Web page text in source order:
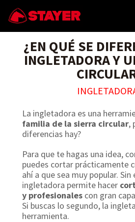
¿EN QUÉ SE
INGLETADORA Y
La ingletadora es una
familia de la sierra circular,
diferencias hay?
Para que te hagas una idea,
puedes cortar prácticamente
ahí a que sea muy popular. Sin
ingletadora permite hacer
y profesionales con gran
Si buscas lo segundo, la
herramienta.